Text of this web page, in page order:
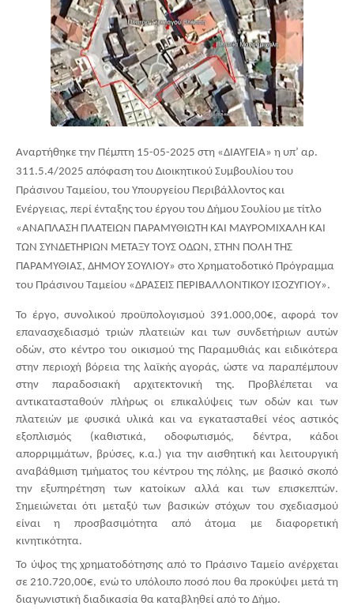
Αναρτήθηκε την Πέμπτη 15-05-2025 στη «ΔΙΑΥΓΕΙΑ» η υπ’ αρ.
311.5.4/2025 απόφαση του Διοικητικού Συμβουλίου του
Πράσινου Ταμείου, του Υπουργείου Περιβάλλοντος και
Ενέργειας, περί ένταξης του έργου του Δήμου Σουλίου με τίτλο
«ΑΝΑΠΛΑΣΗ ΠΛΑΤΕΙΩΝ ΠΑΡΑΜΥΘΙΩΤΗ ΚΑΙ ΜΑΥΡΟΜΙΧΑΛΗ ΚΑΙ
ΤΩΝ ΣΥΝΔΕΤΗΡΙΩΝ ΜΕΤΑΞΥ ΤΟΥΣ ΟΔΩΝ, ΣΤΗΝ ΠΟΛΗ ΤΗΣ
ΠΑΡΑΜΥΘΙΑΣ, ΔΗΜΟΥ ΣΟΥΛΙΟΥ» στο Χρηματοδοτικό Πρόγραμμα
του Πράσινου Ταμείου «ΔΡΑΣΕΙΣ ΠΕΡΙΒΑΛΛΟΝΤΙΚΟΥ ΙΣΟΖΥΓΙΟΥ».
Το έργο, συνολικού προϋπολογισμού 391.000,00€, αφορά τον
επανασχεδιασμό τριών πλατειών και των συνδετήριων αυτών
οδών, στο κέντρο του οικισμού της Παραμυθιάς και ειδικότερα
στην περιοχή βόρεια της λαϊκής αγοράς, ώστε να παραπέμπουν
στην παραδοσιακή αρχιτεκτονική της. Προβλέπεται να
αντικατασταθούν πλήρως οι επικαλύψεις των οδών και των
πλατειών με φυσικά υλικά και να εγκατασταθεί νέος αστικός
εξοπλισμός (καθιστικά, οδοφωτισμός, δέντρα, κάδοι
απορριμμάτων, βρύσες, κ.α.) για την αισθητική και λειτουργική
αναβάθμιση τμήματος του κέντρου της πόλης, με βασικό σκοπό
την εξυπηρέτηση των κατοίκων αλλά και των επισκεπτών.
Σημειώνεται ότι μεταξύ των βασικών στόχων του σχεδιασμού
είναι η προσβασιμότητα από άτομα με διαφορετική
κινητικότητα.
Το ύψος της χρηματοδότησης από το Πράσινο Ταμείο ανέρχεται
σε 210.720,00€, ενώ το υπόλοιπο ποσό που θα προκύψει μετά τη
διαγωνιστική διαδικασία θα καταβληθεί από το Δήμο.